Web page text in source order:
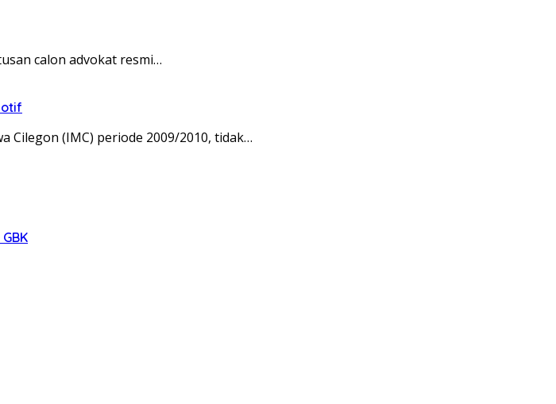
calon advokat resmi…
Cilegon (IMC) periode 2009/2010, tidak…